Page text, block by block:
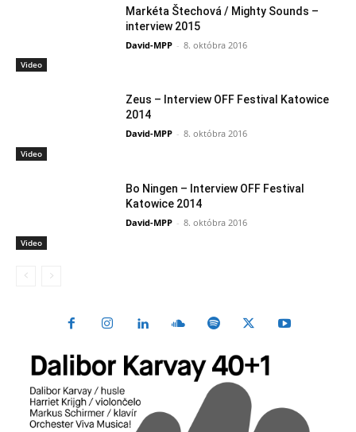
Video
Markéta Štechová / Mighty Sounds –
interview 2015
David-MPP - 8. októbra 2016
Video
Zeus – Interview OFF Festival Katowice
2014
David-MPP - 8. októbra 2016
Video
Bo Ningen – Interview OFF Festival
Katowice 2014
David-MPP - 8. októbra 2016